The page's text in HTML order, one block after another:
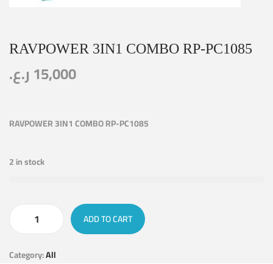
RAVPOWER 3IN1 COMBO RP-PC1085
15,000 ر.ع.
RAVPOWER 3IN1 COMBO RP-PC1085
2 in stock
ADD TO CART
Category:All